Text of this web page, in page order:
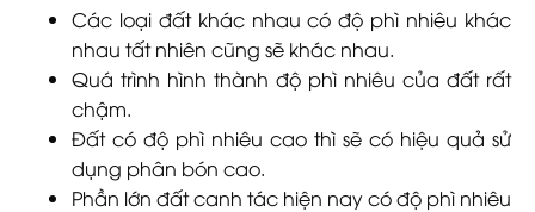
Các loại đất khác nhau có độ phì nhiêu khác
nhau tất nhiên cũng sẽ khác nhau.
Quá trình hình thành độ phì nhiêu của đất rất
chậm.
Đất có độ phì nhiêu cao thì sẽ có hiệu quả sử
dụng phân bón cao.
Phần lớn đất canh tác hiện nay có độ phì nhiêu